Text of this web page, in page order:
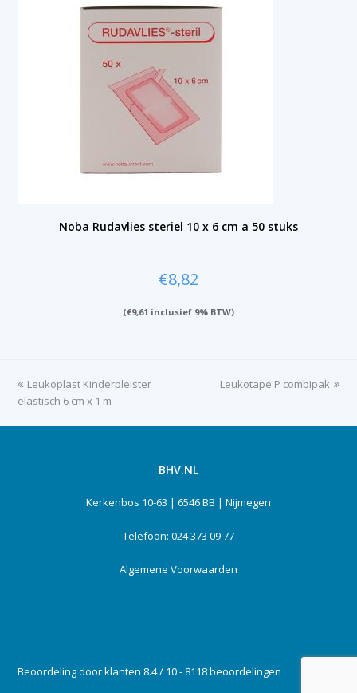
Noba Rudavlies steriel 10 x 6 cm a 50 stuks
€8,82
(€9,61 inclusief 9% BTW)
previous
post:
Leukoplast Kinderpleister
elastisch 6 cm x 1 m
next
Leukotape P combipak
BHV.NL
Kerkenbos 10-63 | 6546 BB | Nijmegen
Telefoon: 024 373 09 77
Algemene Voorwaarden
Beoordeling door klanten 8.4 / 10 - 8118 beoordelingen